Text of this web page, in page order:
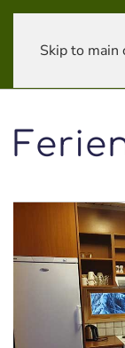
Skip to main